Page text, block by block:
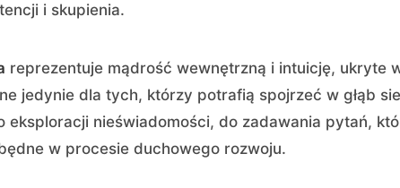
i skupienia.
reprezentuje mądrość wewnętrzną i intuicję, ukryte
jedynie dla tych, którzy potrafią spojrzeć w głąb
eksploracji nieświadomości, do zadawania pytań,
w procesie duchowego rozwoju.